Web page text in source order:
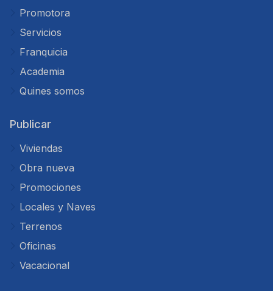
Promotora
Servicios
Franquicia
Academia
Quines somos
Publicar
Viviendas
Obra nueva
Promociones
Locales y Naves
Terrenos
Oficinas
Vacacional